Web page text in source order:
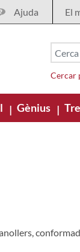
Ajuda El
Cercar
| Gènius |